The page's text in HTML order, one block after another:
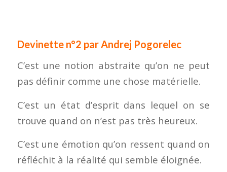
Devinette n°2 par Andrej Pogorelec
C’est une notion abstraite qu’on ne peut
pas définir comme une chose matérielle.
C’est un état d’esprit dans lequel on se
trouve quand on n’est pas très heureux.
C’est une émotion qu’on ressent quand on
réfléchit à la réalité qui semble éloignée.